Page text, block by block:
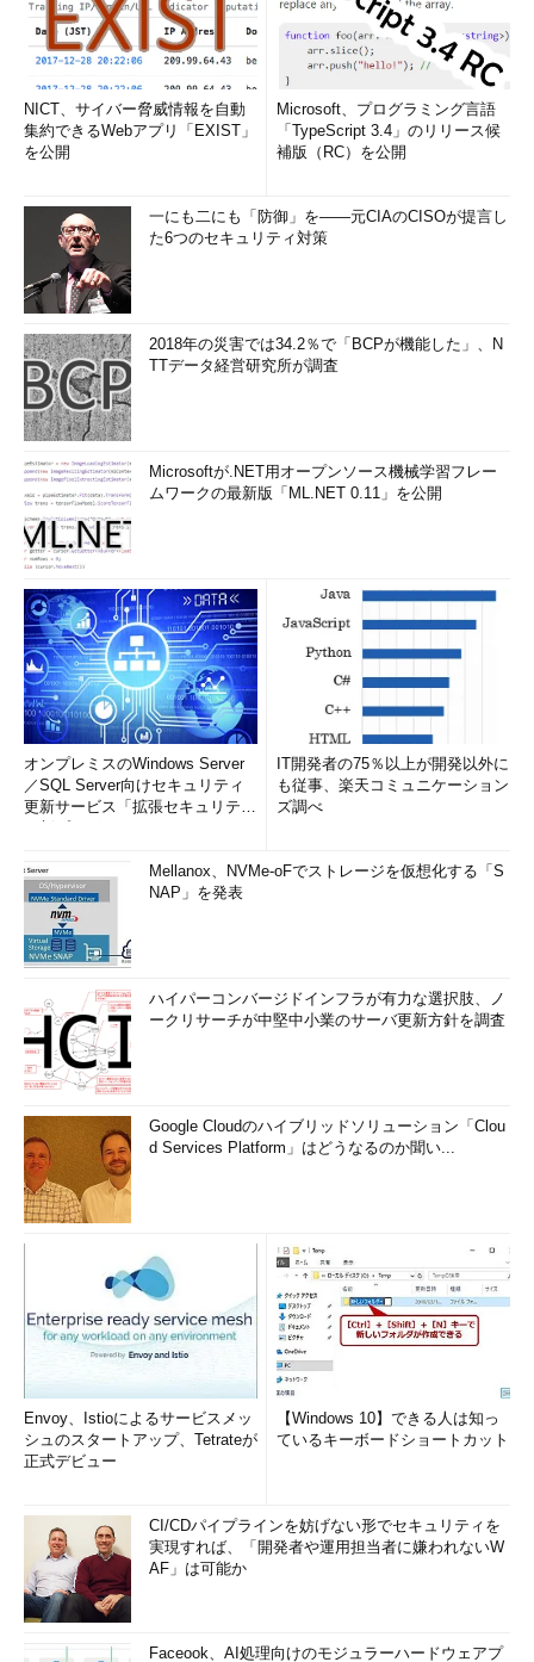
NICT、サイバー脅威情報を自動
集約できるWebアプリ「EXIST」
を公開
Microsoft、プログラミング言語
「TypeScript 3.4」のリリース候
補版（RC）を公開
一にも二にも「防御」を――元CIAのCISOが提言し
た6つのセキュリティ対策
2018年の災害では34.2％で「BCPが機能した」、N
TTデータ経営研究所が調査
Microsoftが.NET用オープンソース機械学習フレー
ムワークの最新版「ML.NET 0.11」を公開
オンプレミスのWindows Server
／SQL Server向けセキュリティ
更新サービス「拡張セキュリティ
IT開発者の75％以上が開発以外に
も従事、楽天コミュニケーション
ズ調べ
Mellanox、NVMe-oFでストレージを仮想化する「S
NAP」を発表
ハイパーコンバージドインフラが有力な選択肢、ノ
ークリサーチが中堅中小業のサーバ更新方針を調査
Google Cloudのハイブリッドソリューション「Clou
d Services Platform」はどうなるのか聞い...
Envoy、Istioによるサービスメッ
シュのスタートアップ、Tetrateが
正式デビュー
【Windows 10】できる人は知っ
ているキーボードショートカット
CI/CDパイプラインを妨げない形でセキュリティを
実現すれば、「開発者や運用担当者に嫌われないW
AF」は可能か
Faceook、AI処理向けのモジュラーハードウェアプ